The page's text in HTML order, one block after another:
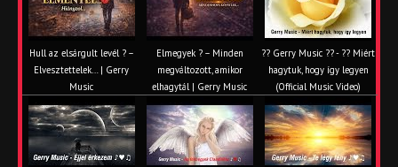
Hull az elsárgult levél ? –
Elvesztettelek… | Gerry
Music
Elmegyek ? – Minden
megváltozott, amikor
elhagytál | Gerry Music
?? Gerry Music ?? - ?? Miért
hagytuk, hogy így legyen
(Official Music Video)